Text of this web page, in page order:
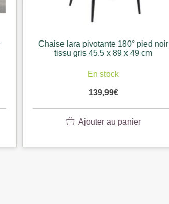
Chaise lara pivotante 180° pied noir
tissu gris 45.5 x 89 x 49 cm
En stock
139,99€
Ajouter au panier